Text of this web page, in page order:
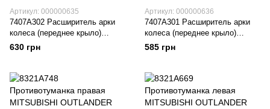
Артикул: 000000635
7407A302 Расширитель арки
колеса (переднее крыло)
правый MITSUBISHI
OUTLANDER (2015-20),
Неоригинал высокого качества)
630 грн
Артикул: 000000636
7407A301 Расширитель арки
колеса (переднее крыло)
левый MITSUBISHI
OUTLANDER (2015-20),
Неоригинал высокого качества)
585 грн